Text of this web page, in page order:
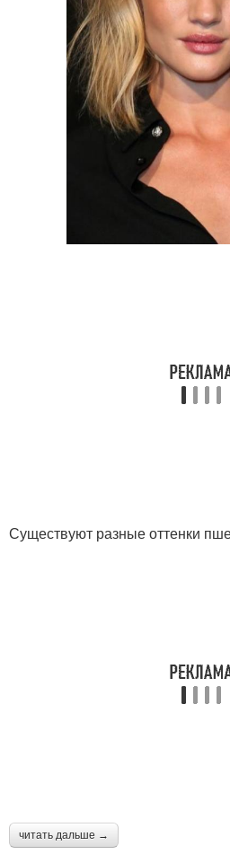
Существуют разные оттенки
читать дальше →